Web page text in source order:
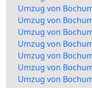
Umzug von
Umzug von
Umzug von
Umzug von
Umzug von
Umzug von
Umzug von